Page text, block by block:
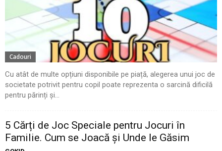
Cadouri
Cu atât de multe opțiuni disponibile pe piață, alegerea unui joc de
societate potrivit pentru copil poate reprezenta o sarcină dificilă
pentru părinți și...
5 Cărți de Joc Speciale pentru Jocuri în
Familie. Cum se Joacă și Unde le Găsim